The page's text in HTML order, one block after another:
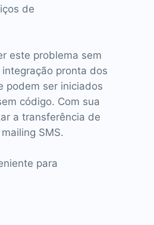
de
este problema sem
pronta dos
podem ser iniciados
código. Com sua
a transferência de
SMS.
para